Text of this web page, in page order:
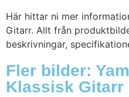
Här hittar ni mer
Gitarr. Allt från
beskrivningar,
Fler bilder:
Klassisk Gitarr